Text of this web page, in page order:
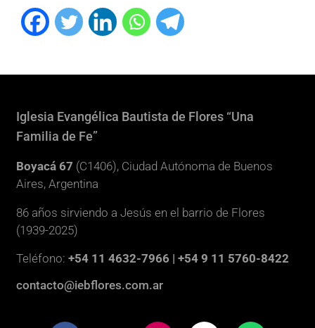
Iglesia Evangélica Bautista de Flores “Una
Familia de Fe”
Boyacá 67 (C1406), Ciudad Autónoma de Buenos
Aires, Argentina
86 años sirviendo a Jesús en el barrio de Flores
(1939-2025)
Teléfono:+54 11 4632-7966 | +54 9 11 5760-8422
contacto@iebflores.com.ar